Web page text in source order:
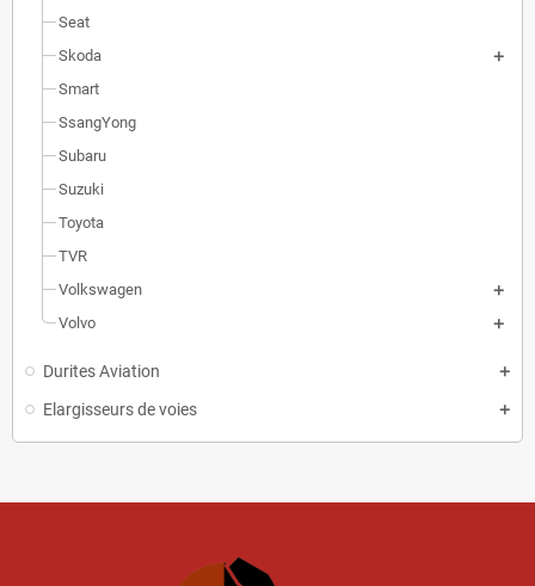
Seat
Skoda
Smart
SsangYong
Subaru
Suzuki
Toyota
TVR
Volkswagen
Volvo
Durites Aviation
Elargisseurs de voies